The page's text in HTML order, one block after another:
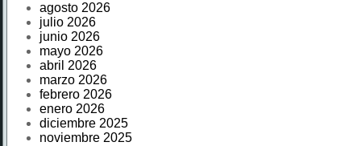
agosto 2026
julio 2026
junio 2026
mayo 2026
abril 2026
marzo 2026
febrero 2026
enero 2026
diciembre 2025
noviembre 2025